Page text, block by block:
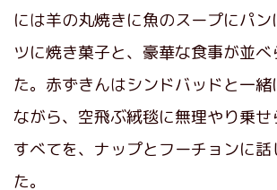
には羊の丸焼きに魚のスープにパ
ツに焼き菓子と、豪華な食事が並べ
た。赤ずきんはシンドバッドと一
ながら、空飛ぶ絨毯に無理やり乗
すべてを、ナップとフーチョンに話
た。